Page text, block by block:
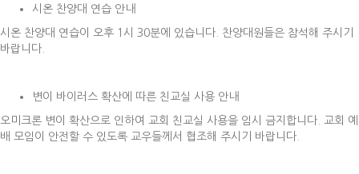
시온 찬양대 연습 안내
시온 찬양대 연습이 오후 1시 30분에 있습니다. 찬양대원들은 참석해 주시기
바랍니다.
변이 바이러스 확산에 따른 친교실 사용 안내
오미크론 변이 확산으로 인하여 교회 친교실 사용을 임시 금지합니다. 교회 예
배 모임이 안전할 수 있도록 교우들께서 협조해 주시기 바랍니다.